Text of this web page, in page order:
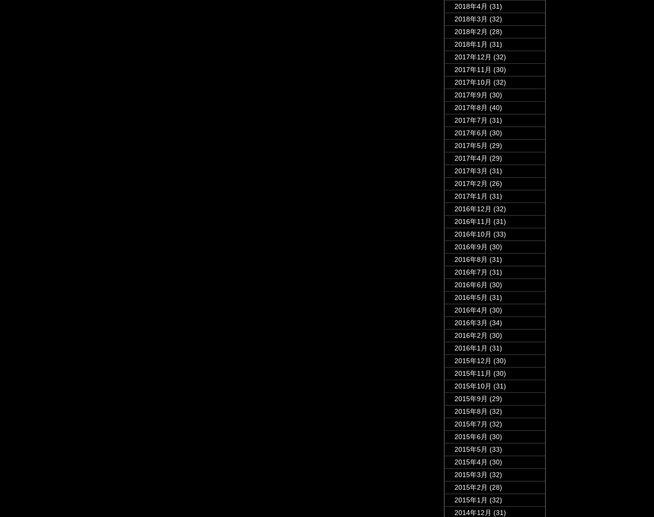
2018年4月 (31)
2018年3月 (32)
2018年2月 (28)
2018年1月 (31)
2017年12月 (32)
2017年11月 (30)
2017年10月 (32)
2017年9月 (30)
2017年8月 (40)
2017年7月 (31)
2017年6月 (30)
2017年5月 (29)
2017年4月 (29)
2017年3月 (31)
2017年2月 (26)
2017年1月 (31)
2016年12月 (32)
2016年11月 (31)
2016年10月 (33)
2016年9月 (30)
2016年8月 (31)
2016年7月 (31)
2016年6月 (30)
2016年5月 (31)
2016年4月 (30)
2016年3月 (34)
2016年2月 (30)
2016年1月 (31)
2015年12月 (30)
2015年11月 (30)
2015年10月 (31)
2015年9月 (29)
2015年8月 (32)
2015年7月 (32)
2015年6月 (30)
2015年5月 (33)
2015年4月 (30)
2015年3月 (32)
2015年2月 (28)
2015年1月 (32)
2014年12月 (31)